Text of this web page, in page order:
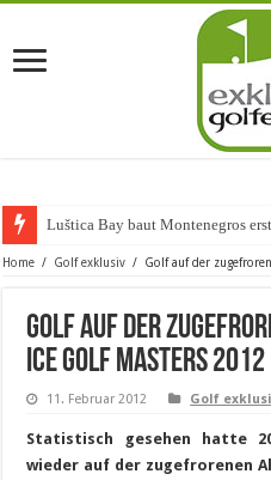
Luštica Bay baut Montenegros
Home / Golf exklusiv / Golf auf der
Golf auf der
Ice Golf Masters 2012
11. Februar 2012 Golf
Statistisch gesehen hatte
wieder auf der zugefrorenen